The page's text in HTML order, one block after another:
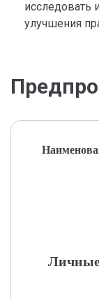
исследовать
улучшения